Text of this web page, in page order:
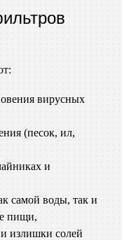
вирусных
(песок, ил,
и
самой воды, так и
пищи,
и излишки солей